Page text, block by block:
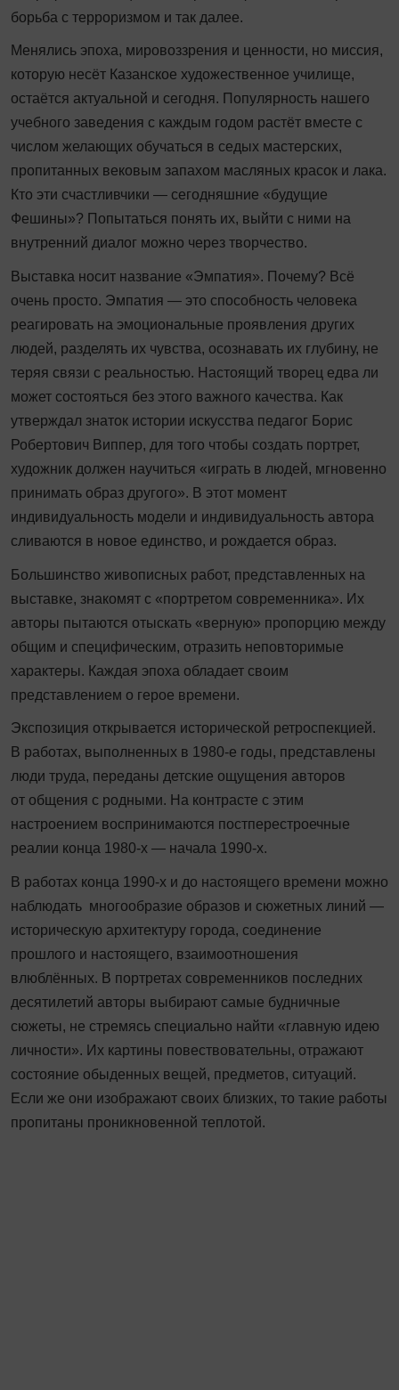
борьба с терроризмом и так далее.
Менялись эпоха, мировоззрения и ценности, но миссия,
которую несёт Казанское художественное училище,
остаётся актуальной и сегодня. Популярность нашего
учебного заведения с каждым годом растёт вместе с
числом желающих обучаться в седых мастерских,
пропитанных вековым запахом масляных красок и лака.
Кто эти счастливчики — сегодняшние «будущие
Фешины»? Попытаться понять их, выйти с ними на
внутренний диалог можно через творчество.
Выставка носит название «Эмпатия». Почему? Всё
очень просто. Эмпатия — это способность человека
реагировать на эмоциональные проявления других
людей, разделять их чувства, осознавать их глубину, не
теряя связи с реальностью. Настоящий творец едва ли
может состояться без этого важного качества. Как
утверждал знаток истории искусства педагог Борис
Робертович Виппер, для того чтобы создать портрет,
художник должен научиться «играть в людей, мгновенно
принимать образ другого». В этот момент
индивидуальность модели и индивидуальность автора
сливаются в новое единство, и рождается образ.
Большинство живописных работ, представленных на
выставке, знакомят с «портретом современника». Их
авторы пытаются отыскать «верную» пропорцию между
общим и специфическим, отразить неповторимые
характеры. Каждая эпоха обладает своим
представлением о герое времени.
Экспозиция открывается исторической ретроспекцией.
В работах, выполненных в 1980-е годы, представлены
люди труда, переданы детские ощущения авторов
от общения с родными. На контрасте с этим
настроением воспринимаются постперестроечные
реалии конца 1980-х — начала 1990-х.
В работах конца 1990-х и до настоящего времени можно
наблюдать многообразие образов и сюжетных линий —
историческую архитектуру города, соединение
прошлого и настоящего, взаимоотношения
влюблённых. В портретах современников последних
десятилетий авторы выбирают самые будничные
сюжеты, не стремясь специально найти «главную идею
личности». Их картины повествовательны, отражают
состояние обыденных вещей, предметов, ситуаций.
Если же они изображают своих близких, то такие работы
пропитаны проникновенной теплотой.